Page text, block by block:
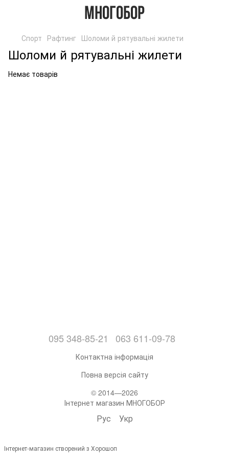
Спорт Рафтинг Шоломи й рятувальні жилети
Шоломи й рятувальні жилети
Немає товарів
095 348-85-21 063 611-09-78
Контактна інформація
Повна версія сайту
© 2014—2026
Інтернет магазин МНОГОБОР
Рус Укр
Інтернет-магазин створений з Хорошоп